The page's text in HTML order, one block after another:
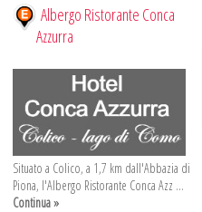
Albergo Ristorante Conca
Azzurra
Situato a Colico, a 1,7 km dall'Abbazia di
Piona, l'Albergo Ristorante Conca Azz ...
Continua »